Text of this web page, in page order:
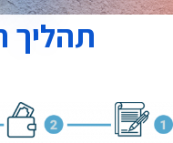
תהליך